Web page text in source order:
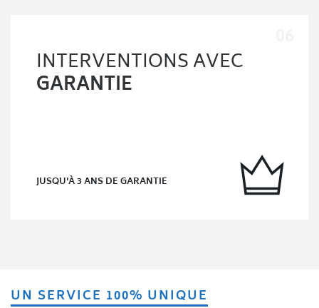
INTERVENTIONS AVEC
GARANTIE
JUSQU'À 3 ANS DE GARANTIE
UN SERVICE 100% UNIQUE